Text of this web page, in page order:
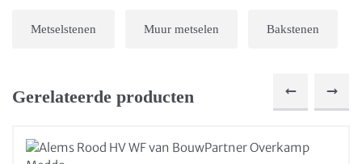
Metselstenen Muur metselen Bakstenen
Gerelateerde producten